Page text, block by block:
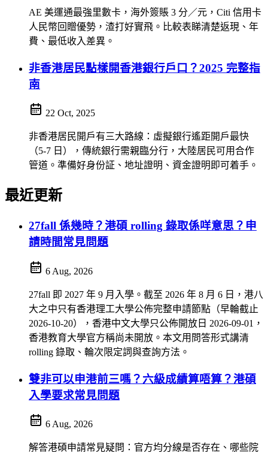
AE 美運通最強里數卡，海外簽賬 3 分／元，Citi 信用卡
人民幣回贈優勢，渣打好實飛。比較表睇清楚返現、年
費、最低收入差異。
非香港居民點樣開香港銀行戶口？2025 完整指
南
22 Oct, 2025
非香港居民開戶有三大路線：虛擬銀行遙距開戶最快
（5-7 日），傳統銀行需親臨分行，大陸居民可用合作
管道。準備好身份証、地址證明、資金證明即可着手。
最近更新
27fall 係幾時？港碩 rolling 錄取係咩意思？申
請時間常見問題
6 Aug, 2026
27fall 即 2027 年 9 月入學。截至 2026 年 8 月 6 日，港八
大之中只有香港理工大學公佈完整申請節點（早輪截止
2026-10-20），香港中文大學只公佈開放日 2026-09-01，
香港教育大學官方稱尚未開放。本文用問答形式講清
rolling 錄取、輪次限定詞與查詢方法。
雙非可以申港前三嗎？六級成績算唔算？港碩
入學要求常見問題
6 Aug, 2026
解答港碩申請常見疑問：官方均分線是否存在、哪些院